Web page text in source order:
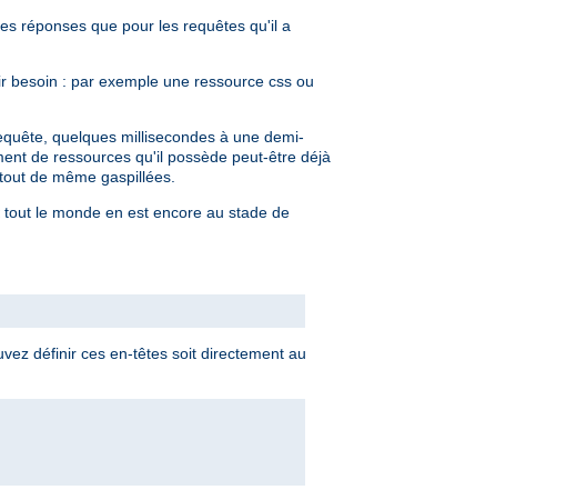
réponses que pour les requêtes qu'il a
: par exemple une ressource css ou
quelques millisecondes à une demi-
de ressources qu'il possède peut-être déjà
de même gaspillées.
le monde en est encore au stade de
définir ces en-têtes soit directement au